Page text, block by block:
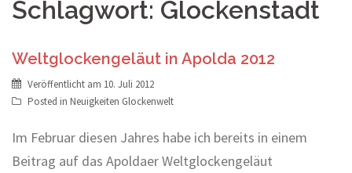
Schlagwort: Glockenstadt
Weltglockengeläut in Apolda 2012
Veröffentlicht am 10. Juli 2012
Posted in Neuigkeiten Glockenwelt
Im Februar diesen Jahres habe ich bereits in einem
Beitrag auf das Apoldaer Weltglockengeläut